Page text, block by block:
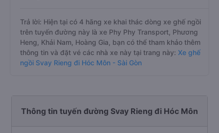
Trả lời: Hiện tại có 4 hãng xe khai thác dòng xe ghế ngồi
trên tuyến đường này là xe Phy Phy Transport, Phương
Heng, Khải Nam, Hoàng Gia, bạn có thể tham khảo thêm
thông tin và đặt vé các nhà xe này tại trang này: Xe ghế
ngồi Svay Rieng đi Hóc Môn - Sài Gòn
Thông tin tuyến đường Svay Rieng đi Hóc Môn